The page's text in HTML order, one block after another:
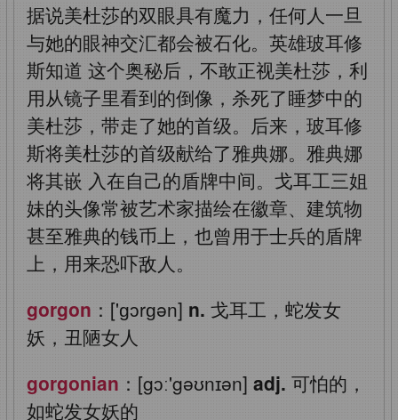
据说美杜莎的双眼具有魔力，任何人一旦
与她的眼神交汇都会被石化。英雄玻耳修
斯知道 这个奥秘后，不敢正视美杜莎，利
用从镜子里看到的倒像，杀死了睡梦中的
美杜莎，带走了她的首级。后来，玻耳修
斯将美杜莎的首级献给了雅典娜。雅典娜
将其嵌 入在自己的盾牌中间。戈耳工三姐
妹的头像常被艺术家描绘在徽章、建筑物
甚至雅典的钱币上，也曾用于士兵的盾牌
上，用来恐吓敌人。
gorgon ：['ɡɔrɡən] n. 戈耳工，蛇发女
妖，丑陋女人
gorgonian ：[gɔː'gəʊnɪən] adj. 可怕的，
如蛇发女妖的